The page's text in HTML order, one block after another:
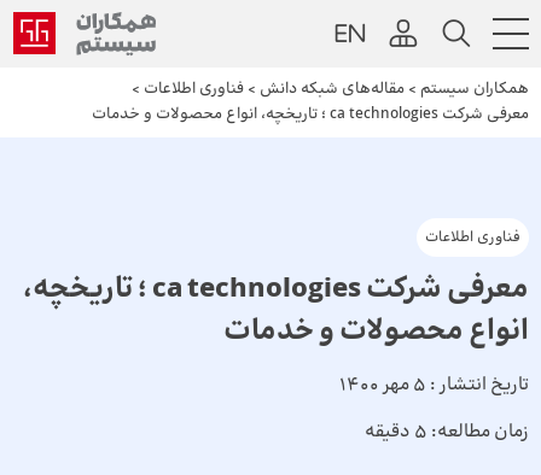
همکاران سیستم > مقاله‌های شبکه دانش > فناوری اطلاعات >
معرفی شرکت ca technologies ؛ تاریخچه، انواع محصولات و خدمات
فناوری اطلاعات
معرفی شرکت ca technologies ؛ تاریخچه،
انواع محصولات و خدمات
تاریخ انتشار : 5 مهر 1400
زمان مطالعه: 5 دقیقه